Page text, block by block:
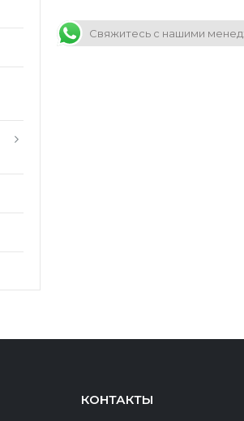
Свяжитесь с нашими
КОНТАКТЫ